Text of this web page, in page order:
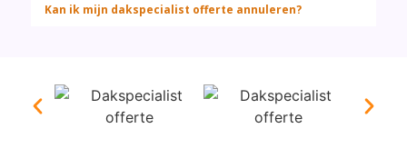
Kan ik mijn dakspecialist offerte annuleren?